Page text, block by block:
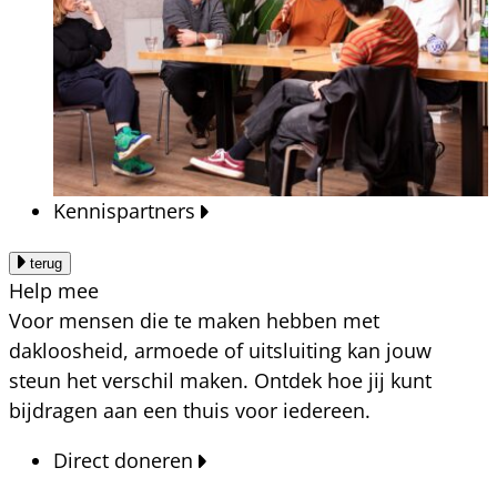
Kennispartners
terug
Help mee
Voor mensen die te maken hebben met
dakloosheid, armoede of uitsluiting kan jouw
steun het verschil maken. Ontdek hoe jij kunt
bijdragen aan een thuis voor iedereen.
Direct doneren